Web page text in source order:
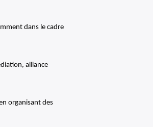
dans le cadre
alliance
organisant des